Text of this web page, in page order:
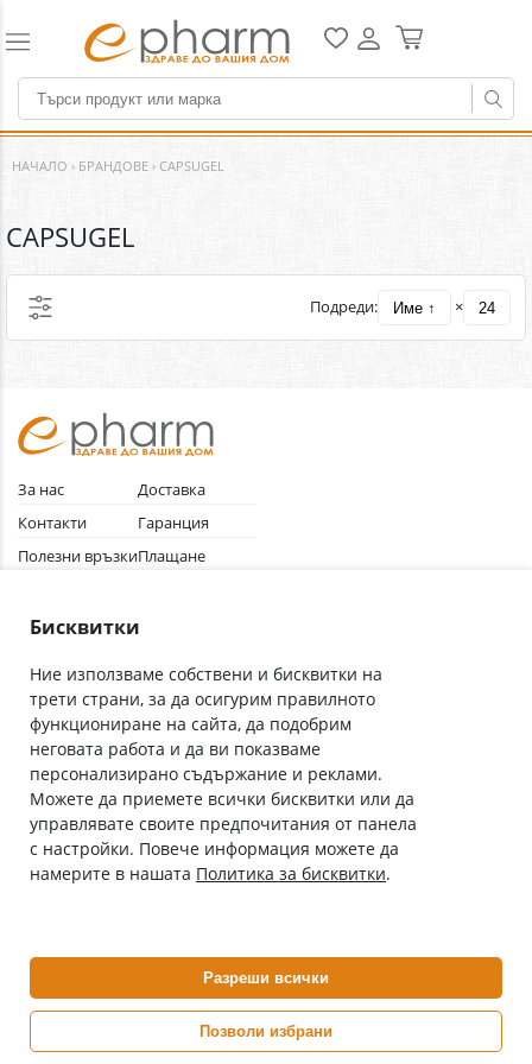
НАЧАЛО › БРАНДОВЕ › CAPSUGEL
CAPSUGEL
Подреди: Име ↑ × 24
За нас
Контакти
Полезни връзки
Общи условия
Доставка
Гаранция
Плащане
Абонирай се за нашия бюлетин
С абонамента се съгласявам сПолитиката за лични данни.
Онлайн аптека, част от аптеки „Ванчева“
ePharm е лицензирана онлайн аптека от
Изпълнителна Агенция по Лекарствата
Бисквитки
Ние използваме собствени и бисквитки на
трети страни, за да осигурим правилното
функциониране на сайта, да подобрим
неговата работа и да ви показваме
персонализирано съдържание и реклами.
Можете да приемете всички бисквитки или да
управлявате своите предпочитания от панела
с настройки. Повече информация можете да
намерите в нашата Политика за бисквитки.
Разреши всички
Позволи избрани